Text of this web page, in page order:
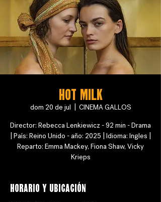
Hot Milk
dom 20 de jul
CINEMA GALLOS
Director: Rebecca Lenkiewicz - 92 min - Drama
| País: Reino Unido - año: 2025 | Idioma: Ingles |
Reparto: Emma Mackey, Fiona Shaw, Vicky
Krieps
Horario y ubicación